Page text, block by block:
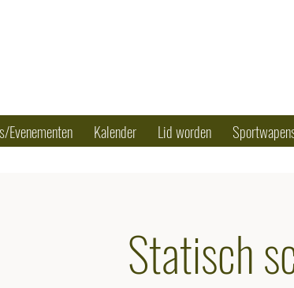
SHOOTING CLUB
Kalender Lid worden
Statisch